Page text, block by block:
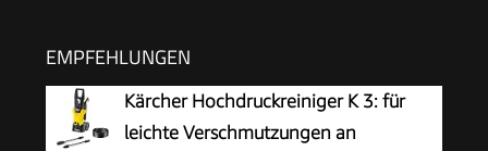
EMPFEHLUNGEN
Kärcher Hochdruckreiniger K 3: für
leichte Verschmutzungen an